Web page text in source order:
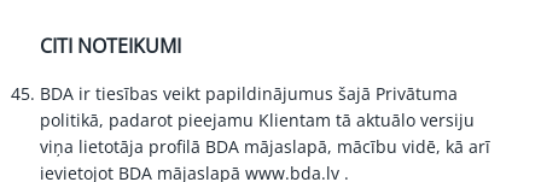
CITI NOTEIKUMI
BDA ir tiesības veikt papildinājumus šajā Privātuma
politikā, padarot pieejamu Klientam tā aktuālo versiju
viņa lietotāja profilā BDA mājaslapā, mācību vidē, kā arī
ievietojot BDA mājaslapā www.bda.lv .